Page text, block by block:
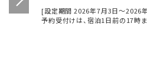
[設定期間 2026年7月3日～2026
予約受付けは、宿泊1日前の17時